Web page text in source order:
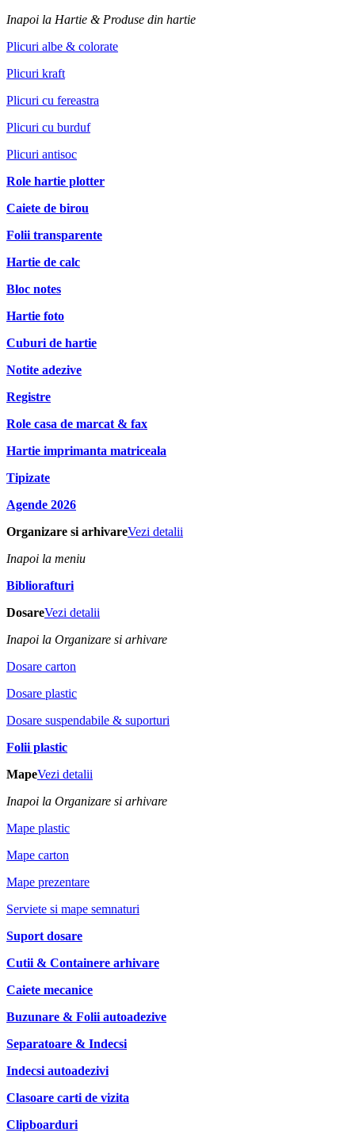
Inapoi la Hartie & Produse din hartie
Plicuri albe & colorate
Plicuri kraft
Plicuri cu fereastra
Plicuri cu burduf
Plicuri antisoc
Role hartie plotter
Caiete de birou
Folii transparente
Hartie de calc
Bloc notes
Hartie foto
Cuburi de hartie
Notite adezive
Registre
Role casa de marcat & fax
Hartie imprimanta matriceala
Tipizate
Agende 2026
Organizare si arhivareVezi detalii
Inapoi la meniu
Bibliorafturi
DosareVezi detalii
Inapoi la Organizare si arhivare
Dosare carton
Dosare plastic
Dosare suspendabile & suporturi
Folii plastic
MapeVezi detalii
Inapoi la Organizare si arhivare
Mape plastic
Mape carton
Mape prezentare
Serviete si mape semnaturi
Suport dosare
Cutii & Containere arhivare
Caiete mecanice
Buzunare & Folii autoadezive
Separatoare & Indecsi
Indecsi autoadezivi
Clasoare carti de vizita
Clipboarduri